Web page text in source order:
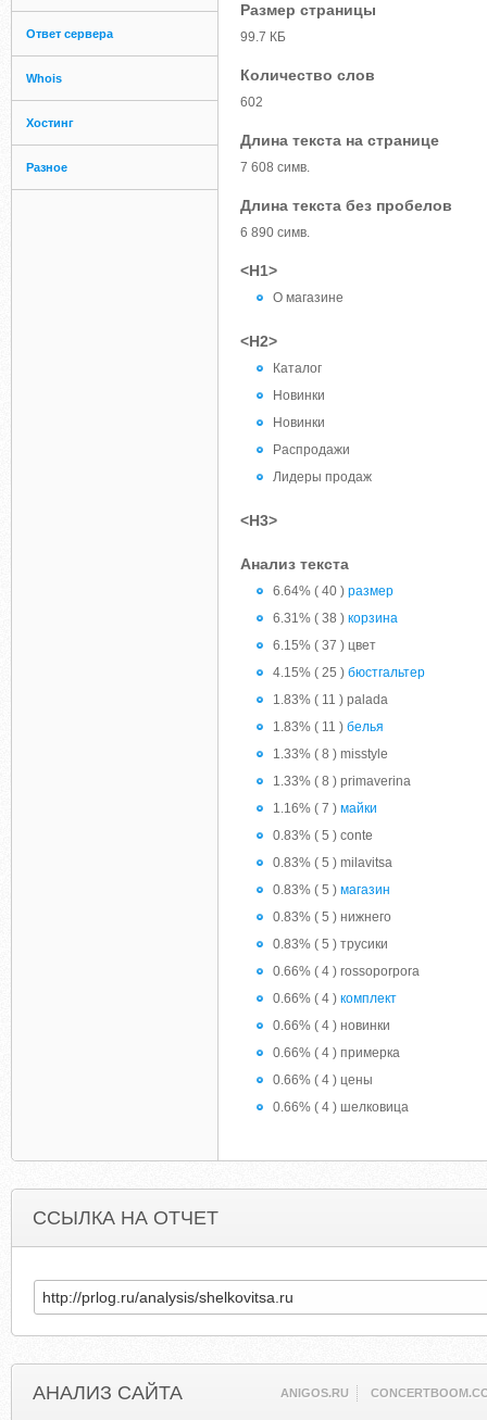
Ответ сервера
Whois
Хостинг
Разное
Размер страницы
99.7 КБ
Количество слов
602
Длина текста на странице
7 608 симв.
Длина текста без пробелов
6 890 симв.
<H1>
О магазине
<H2>
Каталог
Новинки
Новинки
Распродажи
Лидеры продаж
<H3>
Анализ текста
6.64% ( 40 ) размер
6.31% ( 38 ) корзина
6.15% ( 37 ) цвет
4.15% ( 25 ) бюстгальтер
1.83% ( 11 ) palada
1.83% ( 11 ) белья
1.33% ( 8 ) misstyle
1.33% ( 8 ) primaverina
1.16% ( 7 ) майки
0.83% ( 5 ) conte
0.83% ( 5 ) milavitsa
0.83% ( 5 ) магазин
0.83% ( 5 ) нижнего
0.83% ( 5 ) трусики
0.66% ( 4 ) rossoporpora
0.66% ( 4 ) комплект
0.66% ( 4 ) новинки
0.66% ( 4 ) примерка
0.66% ( 4 ) цены
0.66% ( 4 ) шелковица
ССЫЛКА НА ОТЧЕТ
АНАЛИЗ САЙТА ANIGOS.RU